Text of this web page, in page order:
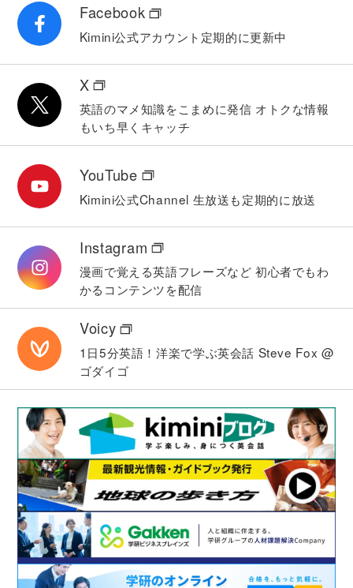
Facebook
Kimini公式アカウント 定期的に更新中
X
英語のマメ知識をこまめに発信 オトクな情報
もいち早くキャッチ
YouTube
Kimini公式Channel 生放送も定期的に放送
Instagram
漫画で覚える英語フレーズなど 初心者でもわ
かるコンテンツを配信
Voicy
1日5分英語！洋楽で学ぶ英会話 Steve Fox @
ゴダイゴ